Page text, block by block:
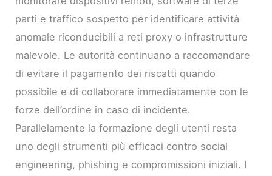
parti e traffico sospetto per identificare attività
anomale riconducibili a reti proxy o infrastrutture
malevole. Le autorità continuano a raccomandare
di evitare il pagamento dei riscatti quando
possibile e di collaborare immediatamente con le
forze dell’ordine in caso di incidente.
Parallelamente la formazione degli utenti resta
uno degli strumenti più efficaci contro social
engineering, phishing e compromissioni iniziali. I